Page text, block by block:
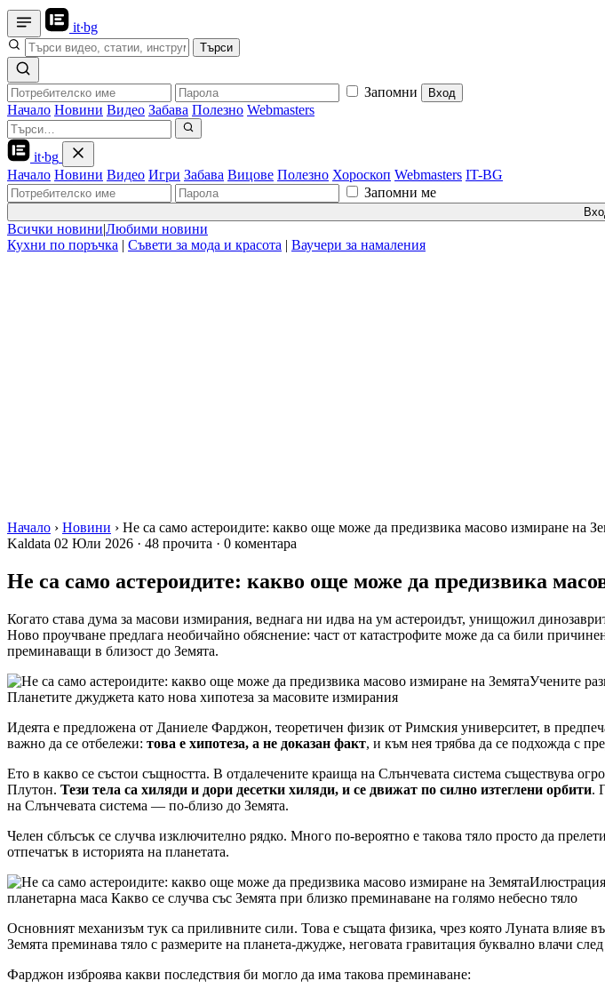
it·bg
Търси
Запомни Вход
Начало Новини Видео Забава Полезно Webmasters
it·bg
Начало Новини Видео Игри Забава Вицове Полезно Хороскоп Webmasters IT-BG
Запомни ме
Всички новини|Любими новини
Кухни по поръчка | Съвети за мода и красота | Ваучери за намаления
Начало › Новини › Не са само астероидите: какво още може да предизвика масово измиране на
Kaldata 02 Юли 2026 · 48 прочита · 0 коментара
Не са само астероидите: какво още може да предизвика
Когато става дума за масови измирания, веднага ни идва на ум астероидът, унищожил
Ново проучване предлага необичайно обяснение: част от катастрофите може да са били
преминаващи в близост до Земята.
Учените
Планетите джуджета като нова хипотеза за масовите измирания
Идеята е предложена от Даниеле Фарджон, теоретичен физик от Римския университет, в
важно да се отбележи: това е хипотеза, а не доказан факт, и към нея трябва да се подхожда с
Ето в какво се състои същността. В отдалечените краища на Слънчевата система съществува
Плутон. Тези тела са хиляди и дори десетки хиляди, и се движат по силно изтеглени орбити.
на Слънчевата система — по-близо до Земята.
Челен сблъсък се случва изключително рядко. Много по-вероятно е такова тяло просто да
отпечатък в историята на планетата.
Илюстрация
планетарна маса Какво се случва със Земята при близко преминаване на голямо небесно тяло
Основният механизъм тук са приливните сили. Това е същата физика, чрез която Луната
Земята преминава тяло с размерите на планeта-джудже, неговата гравитация буквално влачи
Фарджон изброява какви последствия би могло да има такова преминаване: